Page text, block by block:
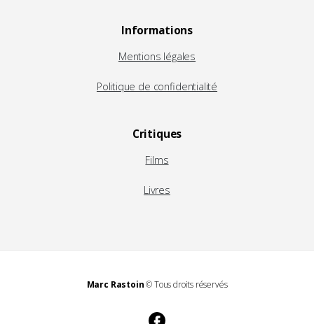
Informations
Mentions légales
Politique de confidentialité
Critiques
Films
Livres
Marc Rastoin© Tous droits réservés